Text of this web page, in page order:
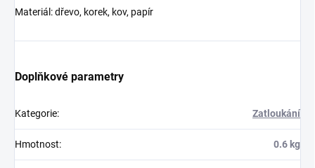
Materiál: dřevo, korek, kov, papír
Doplňkové parametry
Kategorie: Zatloukání
Hmotnost: 0.6 kg